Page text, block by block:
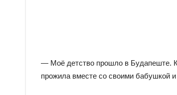
— Моё детство прошло в Будапеште.
прожила вместе со своими бабушкой